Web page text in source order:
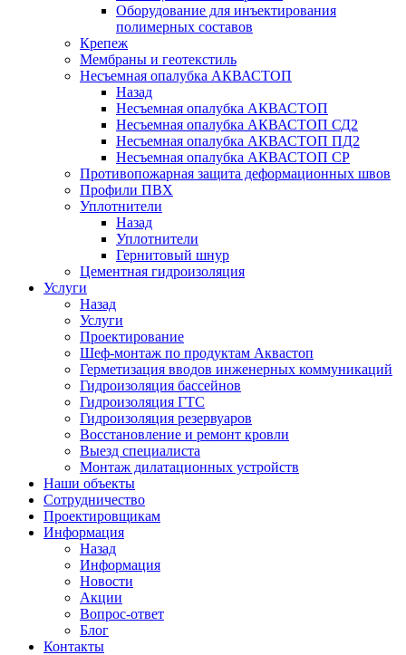
Оборудование для инъектирования
полимерных составов
Крепеж
Мембраны и геотекстиль
Несъемная опалубка АКВАСТОП
Назад
Несъемная опалубка АКВАСТОП
Несъемная опалубка АКВАСТОП СД2
Несъемная опалубка АКВАСТОП ПД2
Несъемная опалубка АКВАСТОП СР
Противопожарная защита деформационных швов
Профили ПВХ
Уплотнители
Назад
Уплотнители
Гернитовый шнур
Цементная гидроизоляция
Услуги
Назад
Услуги
Проектирование
Шеф-монтаж по продуктам Аквастоп
Герметизация вводов инженерных коммуникаций
Гидроизоляция бассейнов
Гидроизоляция ГТС
Гидроизоляция резервуаров
Восстановление и ремонт кровли
Выезд специалиста
Монтаж дилатационных устройств
Наши объекты
Сотрудничество
Проектировщикам
Информация
Назад
Информация
Новости
Акции
Вопрос-ответ
Блог
Контакты